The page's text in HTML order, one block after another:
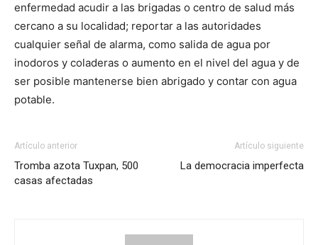
enfermedad acudir a las brigadas o centro de salud más
cercano a su localidad; reportar a las autoridades
cualquier señal de alarma, como salida de agua por
inodoros y coladeras o aumento en el nivel del agua y de
ser posible mantenerse bien abrigado y contar con agua
potable.
Artículo anterior
Tromba azota Tuxpan, 500
casas afectadas
Artículo siguiente
La democracia imperfecta